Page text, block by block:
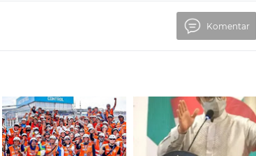
Komentar